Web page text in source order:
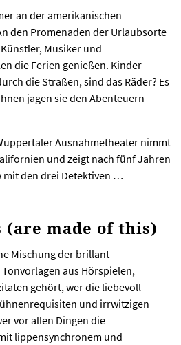
an der amerikanischen
den Promenaden der Urlaubsorte
Musiker und
die Ferien genießen. Kinder
die Straßen, sind das Räder? Es
jagen sie den Abenteuern
Ausnahmetheater nimmt
und zeigt nach fünf Jahren
mit den drei Detektiven …
(are made of this)
Mischung der brillant
aus Hörspielen,
gehört, wer die liebevoll
und irrwitzigen
vor allen Dingen die
lippensynchronem und